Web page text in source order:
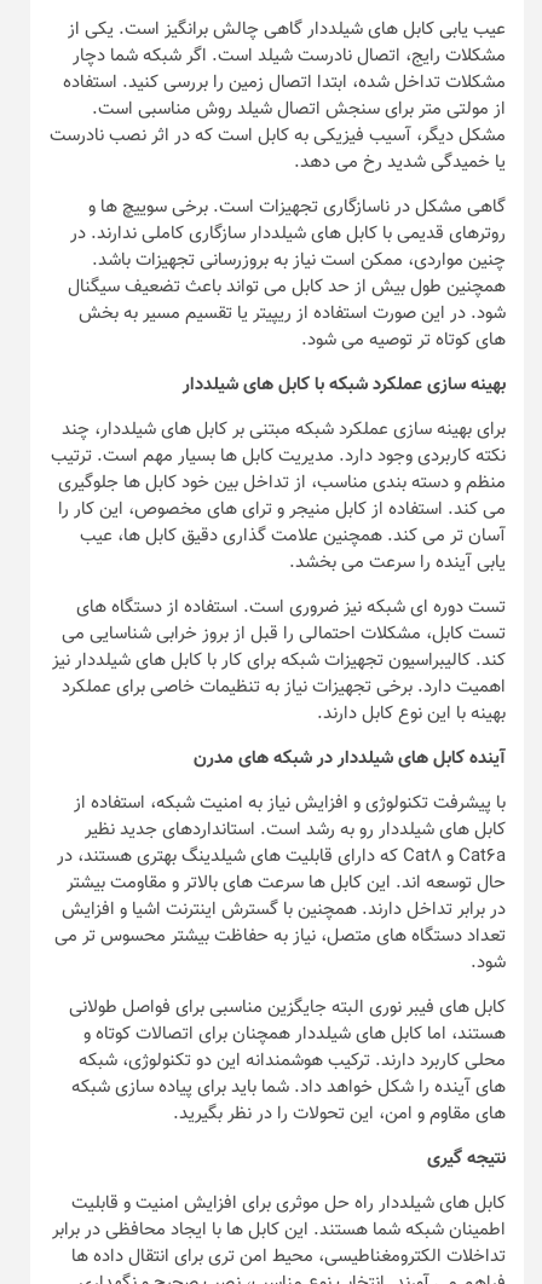
عیب یابی کابل های شیلددار گاهی چالش برانگیز است. یکی از
مشکلات رایج، اتصال نادرست شیلد است. اگر شبکه شما دچار
مشکلات تداخل شده، ابتدا اتصال زمین را بررسی کنید. استفاده
از مولتی متر برای سنجش اتصال شیلد روش مناسبی است.
مشکل دیگر، آسیب فیزیکی به کابل است که در اثر نصب نادرست
یا خمیدگی شدید رخ می دهد.
گاهی مشکل در ناسازگاری تجهیزات است. برخی سوییچ ها و
روترهای قدیمی با کابل های شیلددار سازگاری کاملی ندارند. در
چنین مواردی، ممکن است نیاز به بروزرسانی تجهیزات باشد.
همچنین طول بیش از حد کابل می تواند باعث تضعیف سیگنال
شود. در این صورت استفاده از ریپیتر یا تقسیم مسیر به بخش
های کوتاه تر توصیه می شود.
بهینه سازی عملکرد شبکه با کابل های شیلددار
برای بهینه سازی عملکرد شبکه مبتنی بر کابل های شیلددار، چند
نکته کاربردی وجود دارد. مدیریت کابل ها بسیار مهم است. ترتیب
منظم و دسته بندی مناسب، از تداخل بین خود کابل ها جلوگیری
می کند. استفاده از کابل منیجر و ترای های مخصوص، این کار را
آسان تر می کند. همچنین علامت گذاری دقیق کابل ها، عیب
یابی آینده را سرعت می بخشد.
تست دوره ای شبکه نیز ضروری است. استفاده از دستگاه های
تست کابل، مشکلات احتمالی را قبل از بروز خرابی شناسایی می
کند. کالیبراسیون تجهیزات شبکه برای کار با کابل های شیلددار نیز
اهمیت دارد. برخی تجهیزات نیاز به تنظیمات خاصی برای عملکرد
بهینه با این نوع کابل دارند.
آینده کابل های شیلددار در شبکه های مدرن
با پیشرفت تکنولوژی و افزایش نیاز به امنیت شبکه، استفاده از
کابل های شیلددار رو به رشد است. استانداردهای جدید نظیر
Cat6a و Cat8 که دارای قابلیت های شیلدینگ بهتری هستند، در
حال توسعه اند. این کابل ها سرعت های بالاتر و مقاومت بیشتر
در برابر تداخل دارند. همچنین با گسترش اینترنت اشیا و افزایش
تعداد دستگاه های متصل، نیاز به حفاظت بیشتر محسوس تر می
شود.
کابل های فیبر نوری البته جایگزین مناسبی برای فواصل طولانی
هستند، اما کابل های شیلددار همچنان برای اتصالات کوتاه و
محلی کاربرد دارند. ترکیب هوشمندانه این دو تکنولوژی، شبکه
های آینده را شکل خواهد داد. شما باید برای پیاده سازی شبکه
های مقاوم و امن، این تحولات را در نظر بگیرید.
نتیجه گیری
کابل های شیلددار راه حل موثری برای افزایش امنیت و قابلیت
اطمینان شبکه شما هستند. این کابل ها با ایجاد محافظی در برابر
تداخلات الکترومغناطیسی، محیط امن تری برای انتقال داده ها